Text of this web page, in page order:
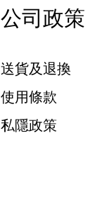
公司政策
送貨及退換
使用條款
私隱政策